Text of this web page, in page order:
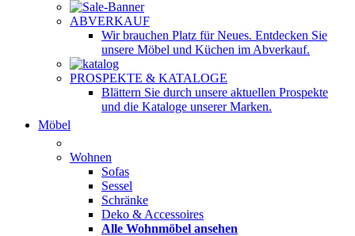
ABVERKAUF
Wir brauchen Platz für Neues. Entdecken Sie
unsere Möbel und Küchen im Abverkauf.
PROSPEKTE & KATALOGE
Blättern Sie durch unsere aktuellen Prospekte
und die Kataloge unserer Marken.
Möbel
Wohnen
Sofas
Sessel
Schränke
Deko & Accessoires
Alle Wohnmöbel ansehen